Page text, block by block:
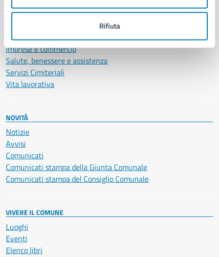
Rifiuta
Documenti e certificati
Giustizia e sicurezza pubblica
Imprese e commercio
Salute, benessere e assistenza
Servizi Cimiteriali
Vita lavorativa
NOVITÀ
Notizie
Avvisi
Comunicati
Comunicati stampa della Giunta Comunale
Comunicati stampa del Consiglio Comunale
VIVERE IL COMUNE
Luoghi
Eventi
Elenco libri